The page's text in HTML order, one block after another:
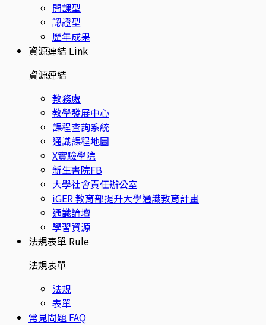
開課型
認證型
歷年成果
資源連結 Link
資源連結
教務處
教學發展中心
課程查詢系統
通識課程地圖
X實驗學院
新生書院FB
大學社會責任辦公室
iGER 教育部提升大學通識教育計畫
通識論壇
學習資源
法規表單 Rule
法規表單
法規
表單
常見問題 FAQ